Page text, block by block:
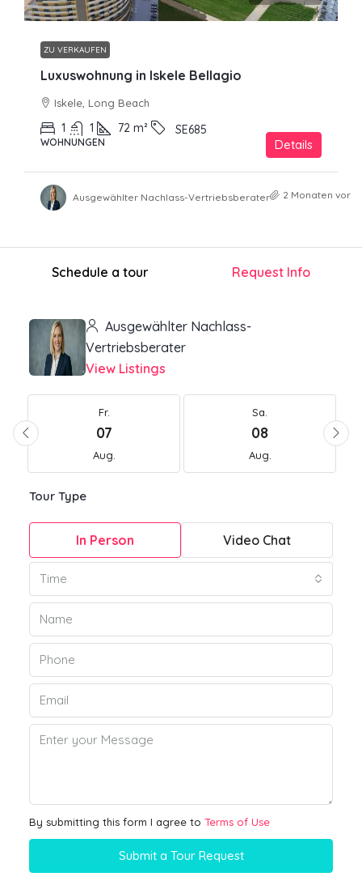
ZU VERKAUFEN
Luxuswohnung in Iskele Bellagio
Iskele, Long Beach
1 1 72 m² SE685
WOHNUNGEN Details
Ausgewählter Nachlass-Vertriebsberater 2 Monaten vor
Schedule a tour Request Info
Ausgewählter Nachlass-
Vertriebsberater
View Listings
Fr.
07
Aug.
Sa.
08
Aug.
Tour Type
In Person Video Chat
Time
By submitting this form I agree to Terms of Use
Submit a Tour Request